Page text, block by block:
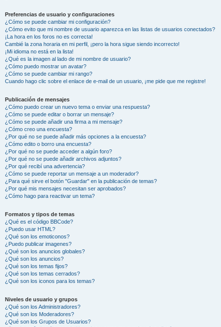
Preferencias de usuario y configuraciones
¿Cómo se puede cambiar mi configuración?
¿Cómo evito que mi nombre de usuario aparezca en las listas de usuarios conectados?
¡La hora en los foros no es correcta!
Cambié la zona horaria en mi perfil, ¡pero la hora sigue siendo incorrecto!
¡Mi idioma no está en la lista!
¿Qué es la imagen al lado de mi nombre de usuario?
¿Cómo puedo mostrar un avatar?
¿Cómo se puede cambiar mi rango?
Cuando hago clic sobre el enlace de e-mail de un usuario, ¡me pide que me registre!
Publicación de mensajes
¿Cómo puedo crear un nuevo tema o enviar una respuesta?
¿Cómo se puede editar o borrar un mensaje?
¿Cómo se puede añadir una firma a mi mensaje?
¿Cómo creo una encuesta?
¿Por qué no se puede añadir más opciones a la encuesta?
¿Cómo edito o borro una encuesta?
¿Por qué no se puede acceder a algún foro?
¿Por qué no se puede añadir archivos adjuntos?
¿Por qué recibí una advertencia?
¿Cómo se puede reportar un mensaje a un moderador?
¿Para qué sirve el botón "Guardar" en la publicación de temas?
¿Por qué mis mensajes necesitan ser aprobados?
¿Cómo hago para reactivar un tema?
Formatos y tipos de temas
¿Qué es el código BBCode?
¿Puedo usar HTML?
¿Qué son los emoticonos?
¿Puedo publicar imagenes?
¿Qué son los anuncios globales?
¿Qué son los anuncios?
¿Qué son los temas fijos?
¿Qué son los temas cerrados?
¿Qué son los iconos para los temas?
Niveles de usuario y grupos
¿Qué son los Administradores?
¿Qué son los Moderadores?
¿Qué son los Grupos de Usuarios?